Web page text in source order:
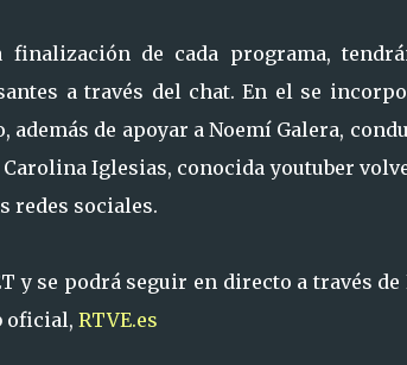
finalización de cada programa,
a través del chat. En el se
de apoyar a Noemí Galera,
Iglesias, conocida youtuber
redes sociales.
y se podrá seguir en directo a través de
oficial, RTVE.es